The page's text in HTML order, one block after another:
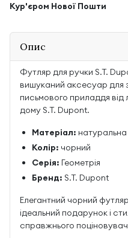
Кур'єром Нової Пошти
Опис
Футляр для ручки S.T.
вишуканий аксесуар для
письмового приладдя
дому S.T. Dupont.
Матеріал: натуральна
Колір: чорний
Серія: Геометрія
Бренд: S.T. Dupont
Елегантний чорний
ідеальний подарунок і
справжнього